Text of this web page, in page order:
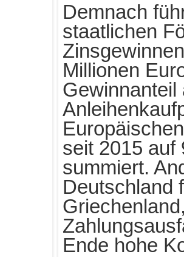
Demnach
staatlichen
Millionen
Gewinnanteil
seit 2015 auf
summiert.
Deutschland
Ende hohe